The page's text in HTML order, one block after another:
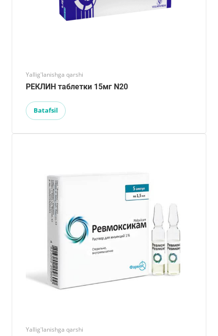
Yallig'lanishga qarshi
РЕКЛИН таблетки 15мг N20
Batafsil
Yallig'lanishga qarshi